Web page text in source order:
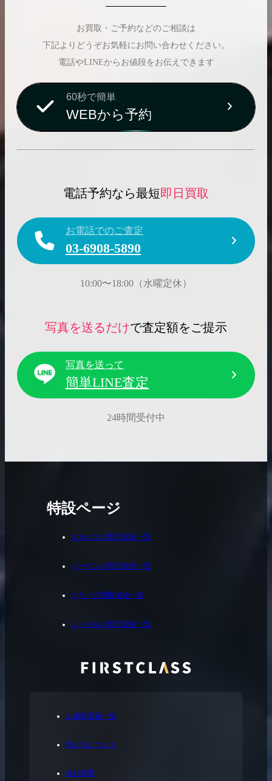
お買取・ご予約などのご相談は
下記よりどうぞお気軽にお問い合わせください。
電話やLINEからお値段をお伝えできます
60秒で簡単
WEBから予約
電話予約なら最短即日買取
お電話でのご査定
03-6908-5890
10:00〜18:00（水曜定休）
写真を送るだけで査定額をご提示
写真を送って
簡単LINE査定
24時間受付中
お買取実績一覧
私たちについて
会社概要
特設ページ
エルメスの買取実績一覧
バーキンの買取実績一覧
ケリーの買取実績一覧
シャネルの買取実績一覧